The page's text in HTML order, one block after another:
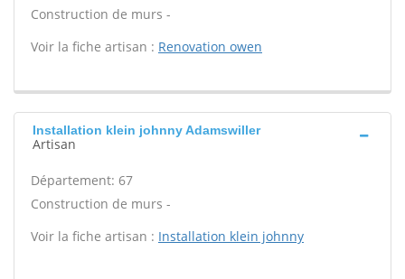
Construction de murs -
Voir la fiche artisan : Renovation owen
Installation klein johnny Adamswiller
Artisan
Département: 67
Construction de murs -
Voir la fiche artisan : Installation klein johnny